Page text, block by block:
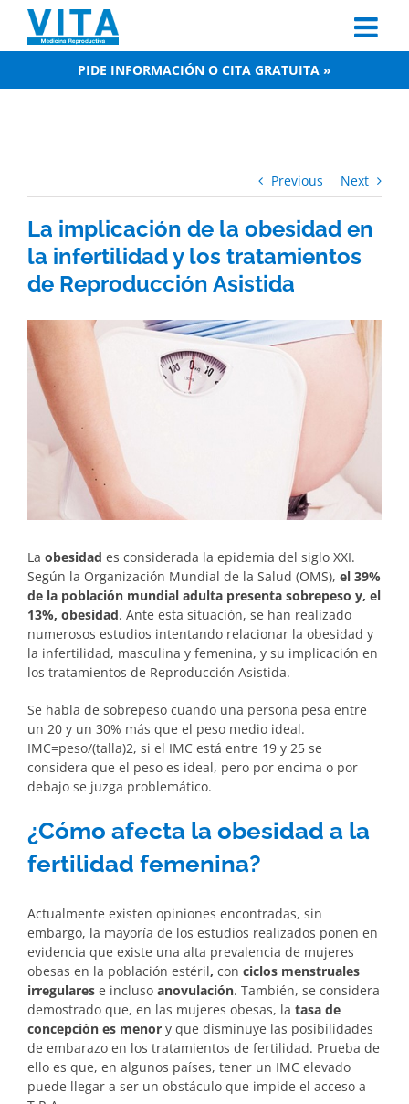
content
PIDE INFORMACIÓN O CITA GRATUITA »
Previous Next
La implicación de la obesidad en
la infertilidad y los tratamientos
de Reproducción Asistida
View
Larger
Image
La obesidad es considerada la epidemia del siglo XXI.
Según la Organización Mundial de la Salud (OMS), el 39%
de la población mundial adulta presenta sobrepeso y, el
13%, obesidad. Ante esta situación, se han realizado
numerosos estudios intentando relacionar la obesidad y
la infertilidad, masculina y femenina, y su implicación en
los tratamientos de Reproducción Asistida.
Se habla de sobrepeso cuando una persona pesa entre
un 20 y un 30% más que el peso medio ideal.
IMC=peso/(talla)2, si el IMC está entre 19 y 25 se
considera que el peso es ideal, pero por encima o por
debajo se juzga problemático.
¿Cómo afecta la obesidad a la
fertilidad femenina?
Actualmente existen opiniones encontradas, sin
embargo, la mayoría de los estudios realizados ponen en
evidencia que existe una alta prevalencia de mujeres
obesas en la población estéril, con ciclos menstruales
irregulares e incluso anovulación. También, se considera
demostrado que, en las mujeres obesas, la tasa de
concepción es menor y que disminuye las posibilidades
de embarazo en los tratamientos de fertilidad. Prueba de
ello es que, en algunos países, tener un IMC elevado
puede llegar a ser un obstáculo que impide el acceso a